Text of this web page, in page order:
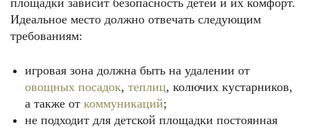
площадки зависит безопасность детей и их комфорт.
Идеальное место должно отвечать следующим
требованиям:
игровая зона должна быть на удалении от
овощных посадок, теплиц, колючих кустарников,
а также от коммуникаций;
не подходит для детской площадки постоянная